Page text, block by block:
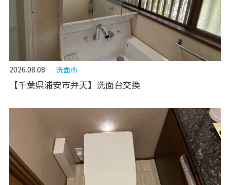
2026.08.08 洗面所
【千葉県浦安市弁天】洗面台交換